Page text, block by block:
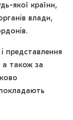
якої країни,
влади,
представлення
а також за